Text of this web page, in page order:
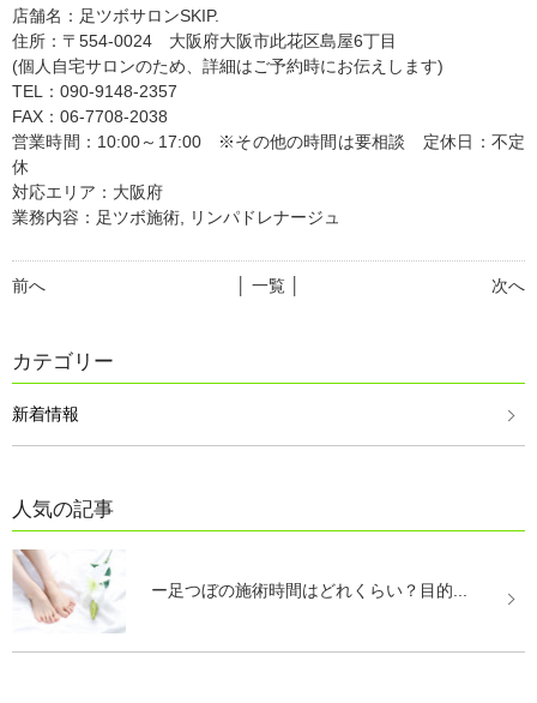
店舗名：足ツボサロンSKIP.
住所：〒554-0024 大阪府大阪市此花区島屋6丁目
(個人自宅サロンのため、詳細はご予約時にお伝えします)
TEL：090-9148-2357
FAX：06-7708-2038
営業時間：10:00～17:00 ※その他の時間は要相談 定休日：不定
休
対応エリア：大阪府
業務内容：足ツボ施術, リンパドレナージュ
前へ 次へ
│ 一覧 │
カテゴリー
新着情報
人気の記事
ー足つぼの施術時間はどれくらい？目的...